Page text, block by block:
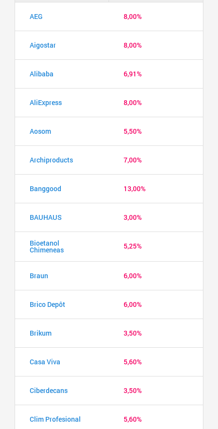
AEG 8,00%
Aigostar 8,00%
Alibaba 6,91%
AliExpress 8,00%
Aosom 5,50%
Archiproducts 7,00%
Banggood 13,00%
BAUHAUS 3,00%
Bioetanol
Chimeneas 5,25%
Braun 6,00%
Brico Depôt 6,00%
Brikum 3,50%
Casa Viva 5,60%
Ciberdecans 3,50%
Clim Profesional 5,60%